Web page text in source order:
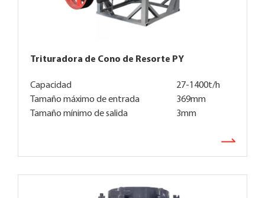
Trituradora de Cono de Resorte PY
Capacidad
27-1400t/h
Tamaño máximo de entrada
369mm
Tamaño mínimo de salida
3mm